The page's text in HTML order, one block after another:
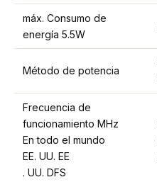
máx. Consumo de
energía 5.5W
Método de potencia
Frecuencia de
funcionamiento MHz
En todo el mundo
EE. UU. EE
. UU. DFS